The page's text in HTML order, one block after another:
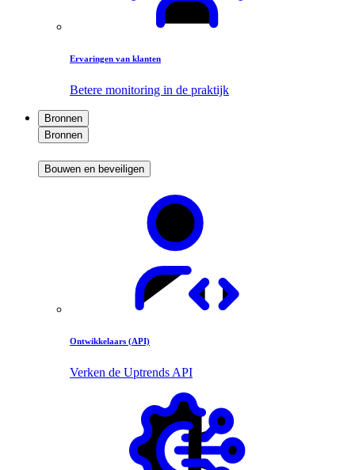
Ervaringen van klanten
Betere monitoring in de praktijk
Bronnen
Bronnen
Bouwen en beveiligen
Ontwikkelaars (API)
Verken de Uptrends API